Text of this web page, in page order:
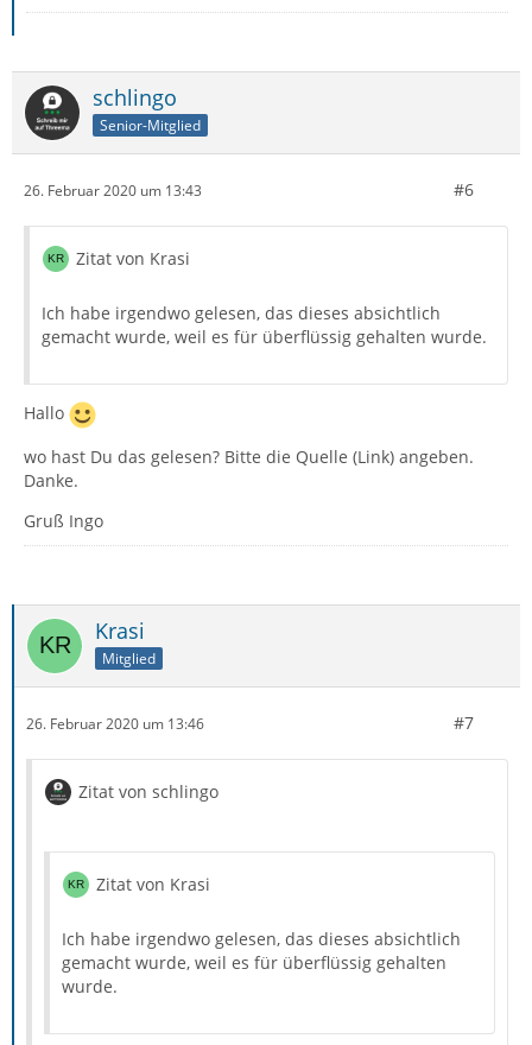
schlingo
Senior-Mitglied
26. Februar 2020 um 13:43 #6
Zitat von Krasi
Ich habe irgendwo gelesen, das dieses absichtlich
gemacht wurde, weil es für überflüssig gehalten wurde.
Hallo
wo hast Du das gelesen? Bitte die Quelle (Link) angeben.
Danke.
Gruß Ingo
Krasi
Mitglied
26. Februar 2020 um 13:46 #7
Zitat von schlingo
Zitat von Krasi
Ich habe irgendwo gelesen, das dieses absichtlich
gemacht wurde, weil es für überflüssig gehalten
wurde.